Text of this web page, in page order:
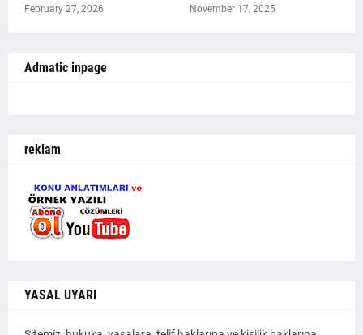
February 27, 2026 November 17, 2025
Admatic inpage
reklam
YASAL UYARI